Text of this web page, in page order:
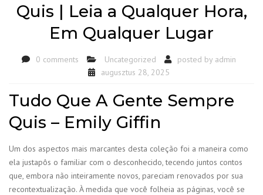
Quis | Leia a Qualquer Hora,
Em Qualquer Lugar
0 comments Uncategorized posted by admin
augusztus 28, 2025
Tudo Que A Gente Sempre
Quis – Emily Giffin
Um dos aspectos mais marcantes desta coleção foi a maneira como
ela justapôs o familiar com o desconhecido, tecendo juntos contos
que, embora não inteiramente novos, pareciam renovados por sua
recontextualização. À medida que você folheia as páginas, você se